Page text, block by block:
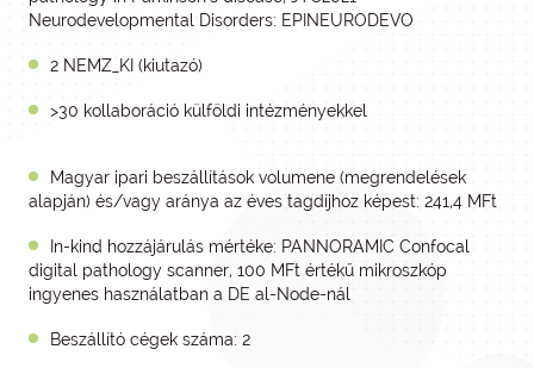
Neurodevelopmental Disorders: EPINEURODEVO
2 NEMZ_KI (kiutazó)
>30 kollaboráció külföldi intézményekkel
Magyar ipari beszállítások volumene (megrendelések
alapján) és/vagy aránya az éves tagdíjhoz képest: 241,4 MFt
In-kind hozzájárulás mértéke: PANNORAMIC Confocal
digital pathology scanner, 100 MFt értékű mikroszkóp
ingyenes használatban a DE al-Node-nál
Beszállító cégek száma: 2